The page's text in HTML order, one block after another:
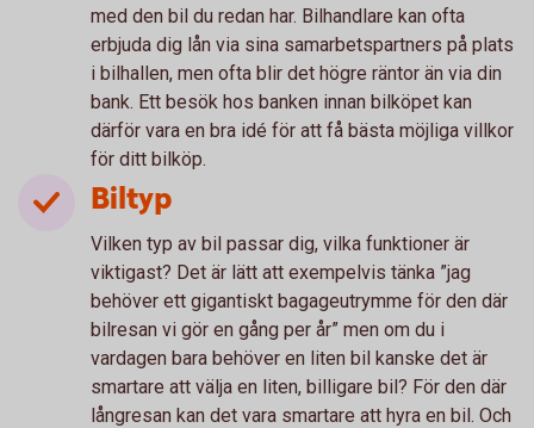
med den bil du redan har. Bilhandlare kan ofta
erbjuda dig lån via sina samarbetspartners på plats
i bilhallen, men ofta blir det högre räntor än via din
bank. Ett besök hos banken innan bilköpet kan
därför vara en bra idé för att få bästa möjliga villkor
för ditt bilköp.
Biltyp
Vilken typ av bil passar dig, vilka funktioner är
viktigast? Det är lätt att exempelvis tänka ”jag
behöver ett gigantiskt bagageutrymme för den där
bilresan vi gör en gång per år” men om du i
vardagen bara behöver en liten bil kanske det är
smartare att välja en liten, billigare bil? För den där
långresan kan det vara smartare att hyra en bil. Och